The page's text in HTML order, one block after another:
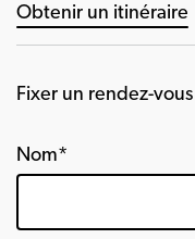
Obtenir un itinéraire
Fixer un rendez-vous
Nom*